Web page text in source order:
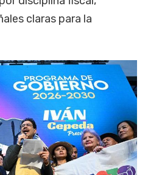
claras para la